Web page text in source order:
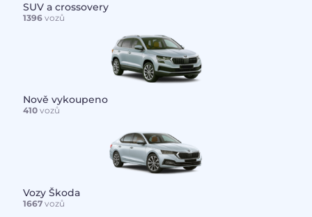
SUV a crossovery
1396vozů
Nově vykoupeno
410vozů
Vozy Škoda
1667vozů